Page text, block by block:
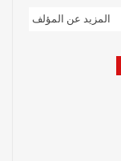
المزيد عن المؤلف